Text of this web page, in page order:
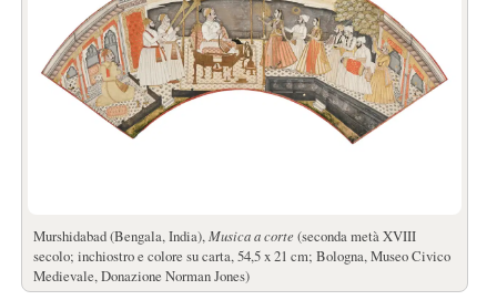
Murshidabad (Bengala, India),Musica a corte (seconda metà XVIII
secolo; inchiostro e colore su carta, 54,5 x 21 cm; Bologna, Museo Civico
Medievale, Donazione Norman Jones)